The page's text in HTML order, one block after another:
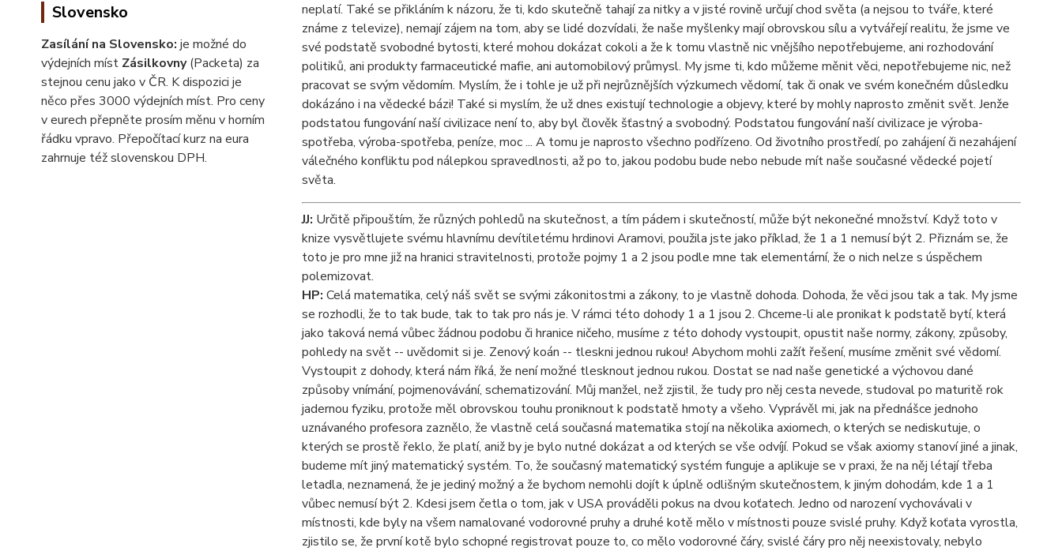
Slovensko
Zasílání na Slovensko: je možné do
výdejních míst Zásilkovny(Packeta) za
stejnou cenu jako v ČR. K dispozici je
něco přes 3000 výdejních míst. Pro ceny
v eurech přepněte prosím měnu v horním
řádku vpravo. Přepočítací kurz na eura
zahrnuje též slovenskou DPH.
neplatí. Také se přikláním k názoru, že ti, kdo skutečně tahají za nitky a v jisté rovině určují chod světa (a nejsou to tváře, které
známe z televize), nemají zájem na tom, aby se lidé dozvídali, že naše myšlenky mají obrovskou sílu a vytvářejí realitu, že jsme ve
své podstatě svobodné bytosti, které mohou dokázat cokoli a že k tomu vlastně nic vnějšího nepotřebujeme, ani rozhodování
politiků, ani produkty farmaceutické mafie, ani automobilový průmysl. My jsme ti, kdo můžeme měnit věci, nepotřebujeme nic, než
pracovat se svým vědomím. Myslím, že i tohle je už při nejrůznějších výzkumech vědomí, tak či onak ve svém konečném důsledku
dokázáno i na vědecké bázi! Také si myslím, že už dnes existují technologie a objevy, které by mohly naprosto změnit svět. Jenže
podstatou fungování naší civilizace není to, aby byl člověk šťastný a svobodný. Podstatou fungování naší civilizace je výroba-
spotřeba, výroba-spotřeba, peníze, moc ... A tomu je naprosto všechno podřízeno. Od životního prostředí, po zahájení či nezahájení
válečného konfliktu pod nálepkou spravedlnosti, až po to, jakou podobu bude nebo nebude mít naše současné vědecké pojetí
světa.
JJ: Určitě připouštím, že různých pohledů na skutečnost, a tím pádem i skutečností, může být nekonečné množství. Když toto v
knize vysvětlujete svému hlavnímu devítiletému hrdinovi Aramovi, použila jste jako příklad, že 1 a 1 nemusí být 2. Přiznám se, že
toto je pro mne již na hranici stravitelnosti, protože pojmy 1 a 2 jsou podle mne tak elementární, že o nich nelze s úspěchem
polemizovat.
HP: Celá matematika, celý náš svět se svými zákonitostmi a zákony, to je vlastně dohoda. Dohoda, že věci jsou tak a tak. My jsme
se rozhodli, že to tak bude, tak to tak pro nás je. V rámci této dohody 1 a 1 jsou 2. Chceme-li ale pronikat k podstatě bytí, která
jako taková nemá vůbec žádnou podobu či hranice ničeho, musíme z této dohody vystoupit, opustit naše normy, zákony, způsoby,
pohledy na svět -- uvědomit si je. Zenový koán -- tleskni jednou rukou! Abychom mohli zažít řešení, musíme změnit své vědomí.
Vystoupit z dohody, která nám říká, že není možné tlesknout jednou rukou. Dostat se nad naše genetické a výchovou dané
způsoby vnímání, pojmenovávání, schematizování. Můj manžel, než zjistil, že tudy pro něj cesta nevede, studoval po maturitě rok
jadernou fyziku, protože měl obrovskou touhu proniknout k podstatě hmoty a všeho. Vyprávěl mi, jak na přednášce jednoho
uznávaného profesora zaznělo, že vlastně celá současná matematika stojí na několika axiomech, o kterých se nediskutuje, o
kterých se prostě řeklo, že platí, aniž by je bylo nutné dokázat a od kterých se vše odvíjí. Pokud se však axiomy stanoví jiné a jinak,
budeme mít jiný matematický systém. To, že současný matematický systém funguje a aplikuje se v praxi, že na něj létají třeba
letadla, neznamená, že je jediný možný a že bychom nemohli dojít k úplně odlišným skutečnostem, k jiným dohodám, kde 1 a 1
vůbec nemusí být 2. Kdesi jsem četla o tom, jak v USA prováděli pokus na dvou koťatech. Jedno od narození vychovávali v
místnosti, kde byly na všem namalované vodorovné pruhy a druhé kotě mělo v místnosti pouze svislé pruhy. Když koťata vyrostla,
zjistilo se, že první kotě bylo schopné registrovat pouze to, co mělo vodorovné čáry, svislé čáry pro něj neexistovaly, nebylo